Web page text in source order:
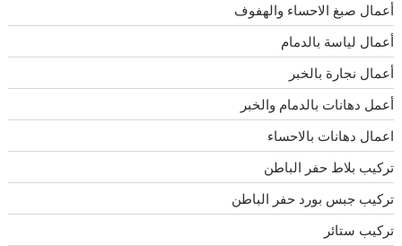
أعمال صبغ الاحساء والهفوف
أعمال لياسة بالدمام
أعمال نجارة بالخبر
أعمل دهانات بالدمام والخبر
اعمال دهانات بالاحساء
تركيب بلاط حفر الباطن
تركيب جبس بورد حفر الباطن
تركيب ستائر